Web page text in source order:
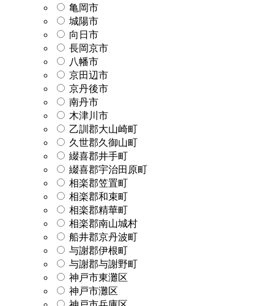
亀岡市
城陽市
向日市
長岡京市
八幡市
京田辺市
京丹後市
南丹市
木津川市
乙訓郡大山崎町
久世郡久御山町
綴喜郡井手町
綴喜郡宇治田原町
相楽郡笠置町
相楽郡和束町
相楽郡精華町
相楽郡南山城村
船井郡京丹波町
与謝郡伊根町
与謝郡与謝野町
神戸市東灘区
神戸市灘区